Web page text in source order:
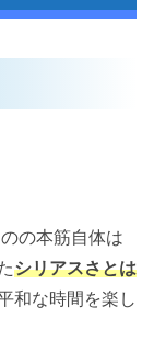
の本筋自体は
シリアスさとは
和な時間を楽し